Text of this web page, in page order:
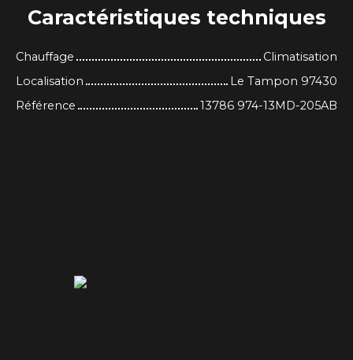
Caractéristiques techniques
Chauffage
Climatisation
Localisation
Le Tampon 97430
Référence
13786 974-13MD-205AB